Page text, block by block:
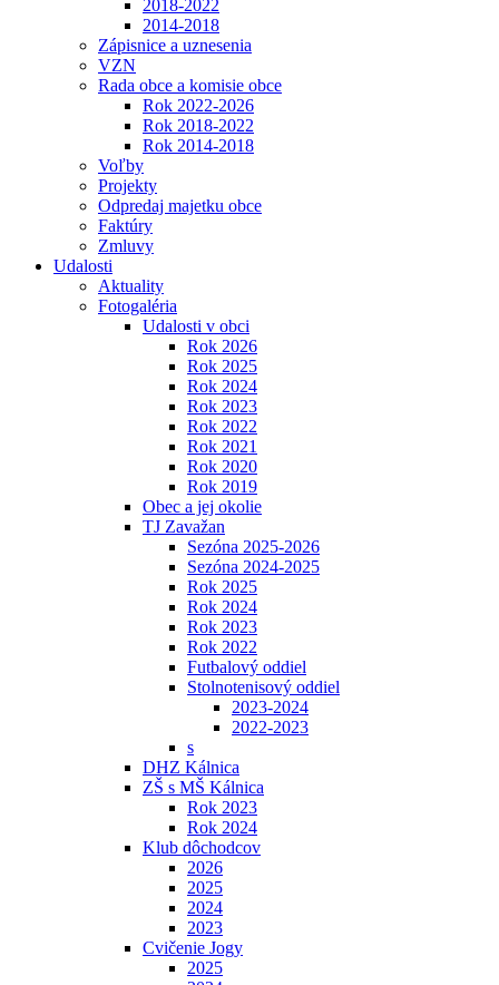
2018-2022
2014-2018
Zápisnice a uznesenia
VZN
Rada obce a komisie obce
Rok 2022-2026
Rok 2018-2022
Rok 2014-2018
Voľby
Projekty
Odpredaj majetku obce
Faktúry
Zmluvy
Udalosti
Aktuality
Fotogaléria
Udalosti v obci
Rok 2026
Rok 2025
Rok 2024
Rok 2023
Rok 2022
Rok 2021
Rok 2020
Rok 2019
Obec a jej okolie
TJ Zavažan
Sezóna 2025-2026
Sezóna 2024-2025
Rok 2025
Rok 2024
Rok 2023
Rok 2022
Futbalový oddiel
Stolnotenisový oddiel
2023-2024
2022-2023
s
DHZ Kálnica
ZŠ s MŠ Kálnica
Rok 2023
Rok 2024
Klub dôchodcov
2026
2025
2024
2023
Cvičenie Jogy
2025